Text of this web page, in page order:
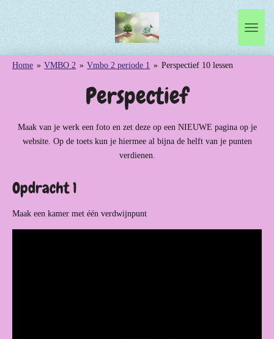
de
hoofdinhoud
Home » VMBO 2 » Vmbo 2 periode 1 » Perspectief 10 lessen
Perspectief
Maak van je werk een foto en zet deze op een NIEUWE pagina op je
website. Op de toets kun je hiermee al bijna de helft van je punten
verdienen.
Opdracht 1
Maak een kamer met één verdwijnpunt